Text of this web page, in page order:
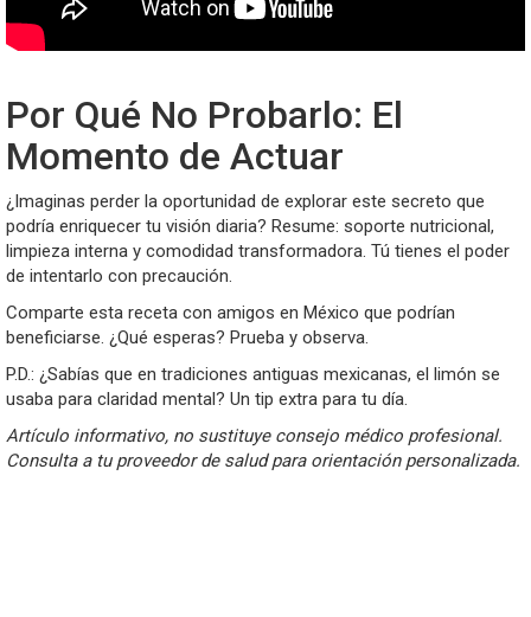
Por Qué No Probarlo: El
Momento de Actuar
¿Imaginas perder la oportunidad de explorar este secreto que
podría enriquecer tu visión diaria? Resume: soporte nutricional,
limpieza interna y comodidad transformadora. Tú tienes el poder
de intentarlo con precaución.
Comparte esta receta con amigos en México que podrían
beneficiarse. ¿Qué esperas? Prueba y observa.
P.D.: ¿Sabías que en tradiciones antiguas mexicanas, el limón se
usaba para claridad mental? Un tip extra para tu día.
Artículo informativo, no sustituye consejo médico profesional.
Consulta a tu proveedor de salud para orientación personalizada.